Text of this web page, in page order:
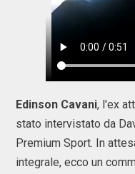
Edinson Cavani, l'ex
stato intervistato da
Premium Sport. In
integrale, ecco un